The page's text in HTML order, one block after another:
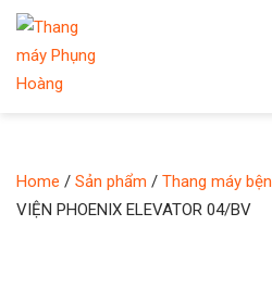
Home / Sản phẩm / Thang máy
VIỆN PHOENIX ELEVATOR 04/BV